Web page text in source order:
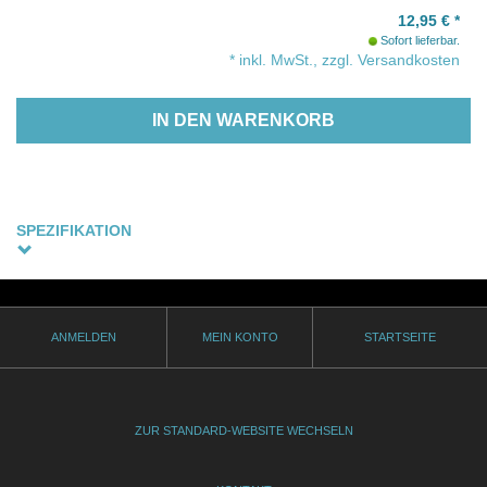
12,95 € *
Sofort lieferbar.
* inkl. MwSt., zzgl. Versandkosten
IN DEN WARENKORB
SPEZIFIKATION
(optional)
ANMELDEN MEIN KONTO STARTSEITE
ZUR STANDARD-WEBSITE WECHSELN